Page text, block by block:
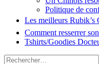
Politique de
Les meilleurs Rubik’s
Comment resserrer
Tshirts/Goodies
Rechercher :